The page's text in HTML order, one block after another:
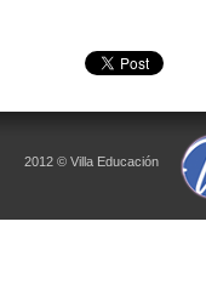
2012 © Villa Educación